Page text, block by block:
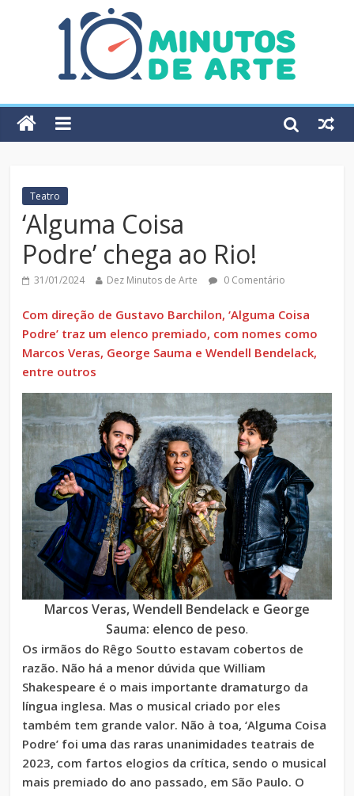
Teatro
‘Alguma Coisa
Podre’ chega ao Rio!
31/01/2024 Dez Minutos de Arte 0 Comentário
Com direção de Gustavo Barchilon, ‘Alguma Coisa
Podre’ traz um elenco premiado, com nomes como
Marcos Veras, George Sauma e Wendell Bendelack,
entre outros
Marcos Veras, Wendell Bendelack e George
Sauma: elenco de peso.
Os irmãos do Rêgo Soutto estavam cobertos de
razão. Não há a menor dúvida que William
Shakespeare é o mais importante dramaturgo da
língua inglesa. Mas o musical criado por eles
também tem grande valor. Não à toa, ‘Alguma Coisa
Podre’ foi uma das raras unanimidades teatrais de
2023, com fartos elogios da crítica, sendo o musical
mais premiado do ano passado, em São Paulo. O